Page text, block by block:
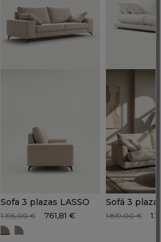
Sofa 3 plazas LASSO
1.195,00 € 761,81 €
LASSO beige
LASSO gris
Sofá 3
1.819,00 €